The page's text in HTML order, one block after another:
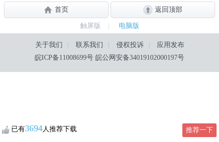
已有3694人推荐下载 推荐一下
首页 返回顶部
触屏版 电脑版
关于我们 联系我们 侵权投诉
应用发布
皖ICP备11008699号 皖公网安备34019102000197号